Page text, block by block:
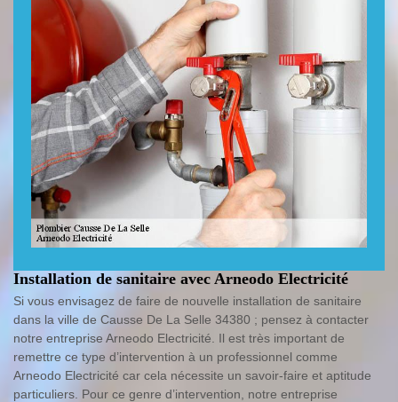
Installation de sanitaire avec Arneodo Electricité
Si vous envisagez de faire de nouvelle installation de sanitaire
dans la ville de Causse De La Selle 34380 ; pensez à contacter
notre entreprise Arneodo Electricité. Il est très important de
remettre ce type d’intervention à un professionnel comme
Arneodo Electricité car cela nécessite un savoir-faire et aptitude
particuliers. Pour ce genre d’intervention, notre entreprise